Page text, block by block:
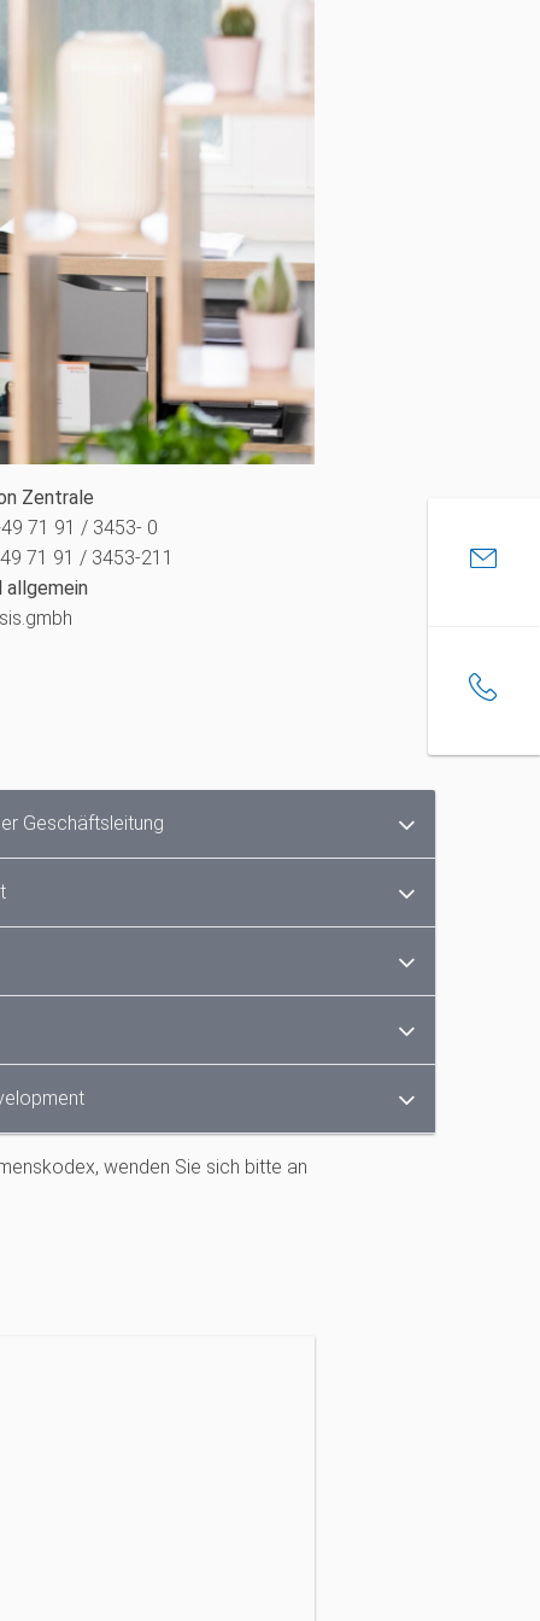
Zentrale
71 91 / 3453- 0
71 91 / 3453-211
allgemein
Geschäftsleitung
wenden Sie sich bitte an